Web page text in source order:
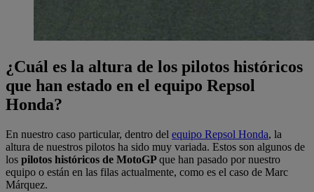
¿Cuál es la altura de los pilotos históricos
que han estado en el equipo Repsol
Honda?
En nuestro caso particular, dentro del equipo Repsol Honda, la
altura de nuestros pilotos ha sido muy variada. Estos son algunos de
los pilotos históricos de MotoGPque han pasado por nuestro
equipo o están en las filas actualmente, como es el caso de Marc
Márquez.